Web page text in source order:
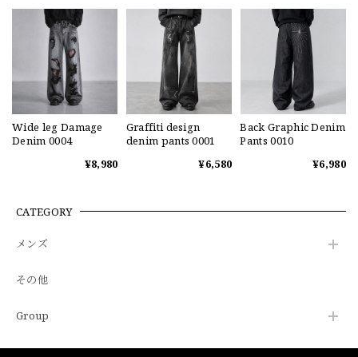
Wide leg Damage
Denim 0004
¥8,980
Graffiti design
denim pants 0001
¥6,580
Back Graphic Denim
Pants 0010
¥6,980
CATEGORY
メンズ
その他
Group